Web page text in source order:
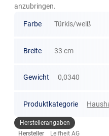
anzubringen.
Farbe Türkis/weiß
Breite 33 cm
Gewicht 0,0340
Produktkategorie
Herstellerangaben
Hersteller
Leifheit AG